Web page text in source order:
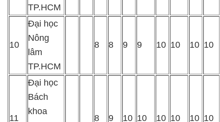
TP.HCM
10
Đại học
Nông
lâm
TP.HCM
8 8 9 9 10 10 10 10
11
Đại học
Bách
khoa
8 9 10 10 10 10 10 10